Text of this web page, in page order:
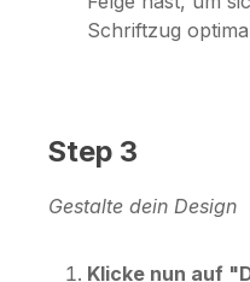
Schriftzug
Step 3
Gestalte dein Design
Klicke nun auf